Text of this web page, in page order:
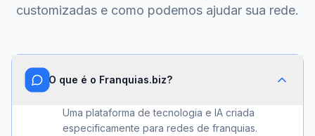
customizadas e como podemos ajudar sua rede.
O que é o Franquias.biz?
Uma plataforma de tecnologia e IA criada
especificamente para redes de franquias.